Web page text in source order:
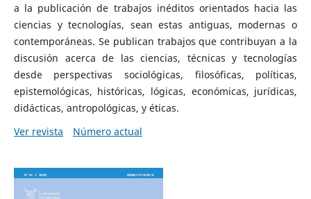
a la publicación de trabajos inéditos orientados hacia las
ciencias y tecnologías, sean estas antiguas, modernas o
contemporáneas. Se publican trabajos que contribuyan a la
discusión acerca de las ciencias, técnicas y tecnologías
desde perspectivas sociológicas, filosóficas, políticas,
epistemológicas, históricas, lógicas, económicas, jurídicas,
didácticas, antropológicas, y éticas.
Ver revista
Número actual